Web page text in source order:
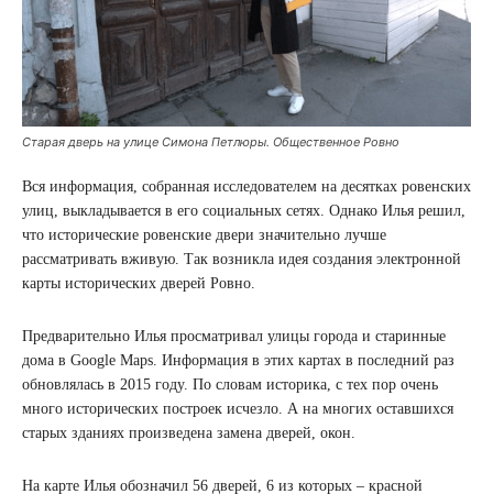
Старая дверь на улице Симона Петлюры. Общественное Ровно
Вся информация, собранная исследователем на десятках ровенских
улиц, выкладывается в его социальных сетях. Однако Илья решил,
что исторические ровенские двери значительно лучше
рассматривать вживую. Так возникла идея создания электронной
карты исторических дверей Ровно.
Предварительно Илья просматривал улицы города и старинные
дома в Google Maps. Информация в этих картах в последний раз
обновлялась в 2015 году. По словам историка, с тех пор очень
много исторических построек исчезло. А на многих оставшихся
старых зданиях произведена замена дверей, окон.
На карте Илья обозначил 56 дверей, 6 из которых – красной